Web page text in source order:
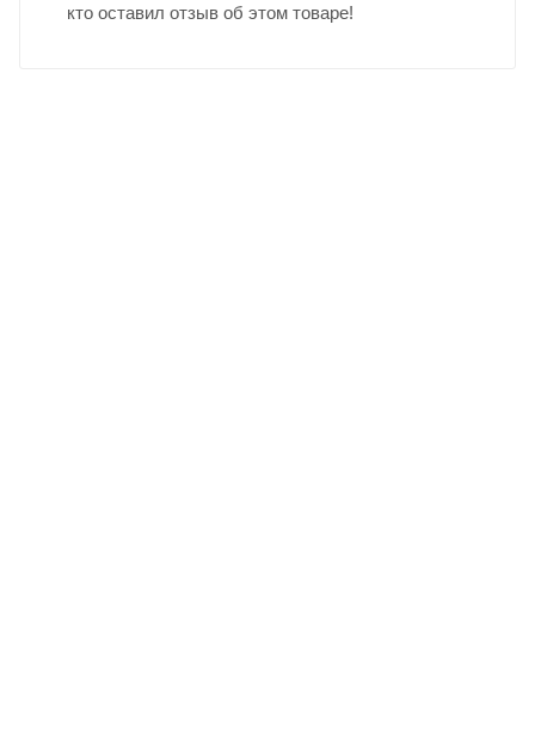
кто оставил отзыв об этом товаре!